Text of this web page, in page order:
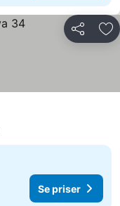
Del
Se priser